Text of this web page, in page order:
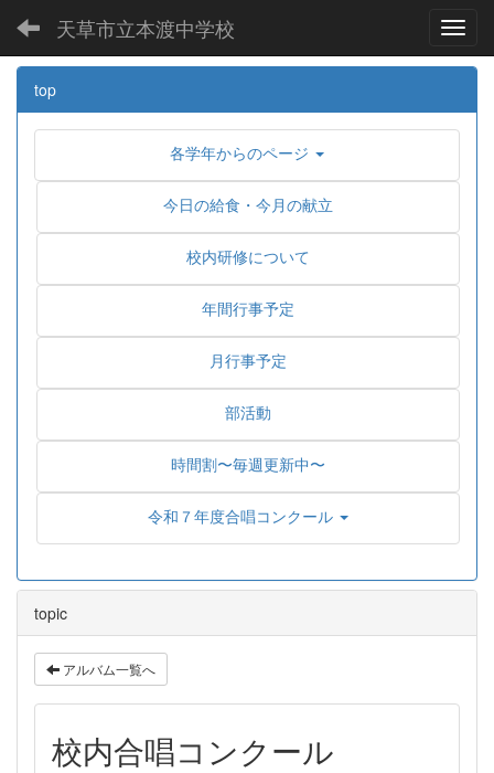
天草市立本渡中学校
top
各学年からのページ
今日の給食・今月の献立
校内研修について
年間行事予定
月行事予定
部活動
時間割〜毎週更新中〜
令和７年度合唱コンクール
topic
アルバム一覧へ
校内合唱コンクール